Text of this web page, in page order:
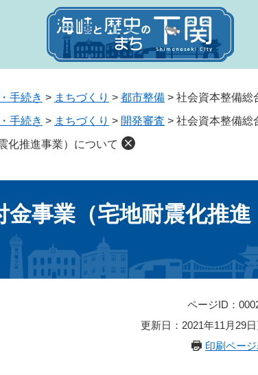
手続き > まちづくり > 都市整備 > 社会資本整備総
手続き > まちづくり > 開発審査 > 社会資本整備総
化推進事業）について
事業（宅地耐震化推進
ページID：
更新日：2021年11月29
印刷ペー